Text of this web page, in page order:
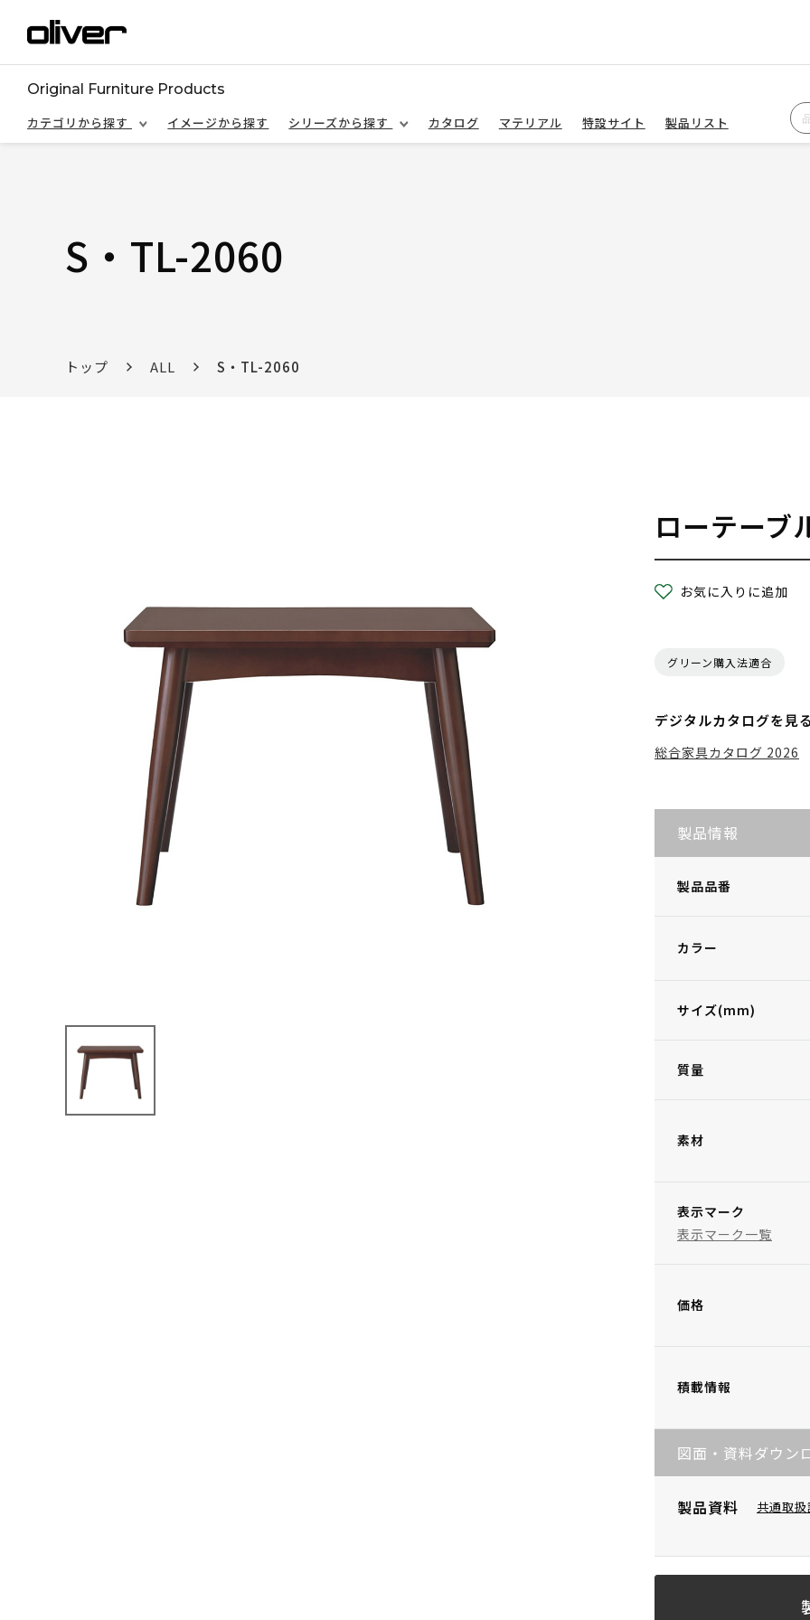
Original Furniture Products
カテゴリから探す
イメージから探す シリーズから探す カタログ マテリアル 特設サイト 製品リスト
S・TL-2060
トップ ALL S・TL-2060
ローテーブ
お気に入りに追加
グリーン購入法適合
デジタルカタログを見る
総合家具カタログ 2026
製品情報
製品品番
カラー
サイズ(mm)
質量
素材
表示マーク
表示マーク一覧
価格
積載情報
図面・資料ダウン
製品資料 共通取